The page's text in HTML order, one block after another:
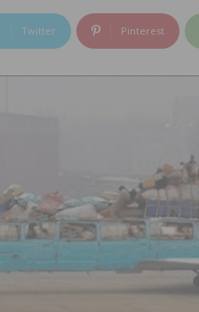
Twitter Pinterest